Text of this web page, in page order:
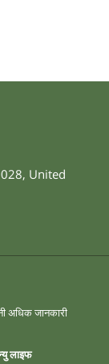
, United
अधिक जानकारी
लाइफ